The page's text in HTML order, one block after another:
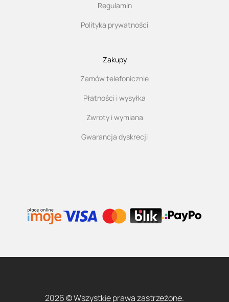
Regulamin
Polityka prywatności
Zakupy
Zamów telefonicznie
Płatności i wysyłka
Zwroty i wymiana
Gwarancja dyskrecji
2026 © Wszystkie prawa zastrzeżone.